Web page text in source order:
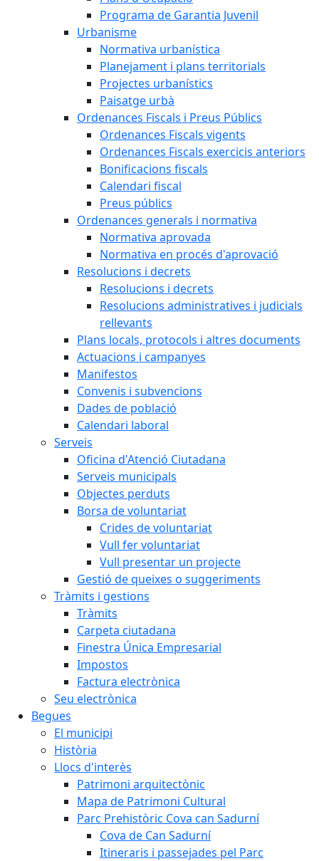
Programa de Garantia Juvenil
Urbanisme
Normativa urbanística
Planejament i plans territorials
Projectes urbanístics
Paisatge urbà
Ordenances Fiscals i Preus Públics
Ordenances Fiscals vigents
Ordenances Fiscals exercicis anteriors
Bonificacions fiscals
Calendari fiscal
Preus públics
Ordenances generals i normativa
Normativa aprovada
Normativa en procés d'aprovació
Resolucions i decrets
Resolucions i decrets
Resolucions administratives i judicials
rellevants
Plans locals, protocols i altres documents
Actuacions i campanyes
Manifestos
Convenis i subvencions
Dades de població
Calendari laboral
Serveis
Oficina d'Atenció Ciutadana
Serveis municipals
Objectes perduts
Borsa de voluntariat
Crides de voluntariat
Vull fer voluntariat
Vull presentar un projecte
Gestió de queixes o suggeriments
Tràmits i gestions
Tràmits
Carpeta ciutadana
Finestra Única Empresarial
Impostos
Factura electrònica
Seu electrònica
Begues
El municipi
Història
Llocs d'interès
Patrimoni arquitectònic
Mapa de Patrimoni Cultural
Parc Prehistòric Cova can Sadurní
Cova de Can Sadurní
Itineraris i passejades pel Parc